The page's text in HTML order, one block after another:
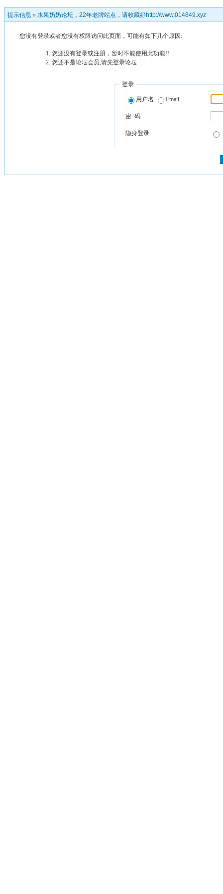
提示信息 » 水果奶奶论坛，22年老牌站点，请收藏好http://www.014849.xyz
您没有登录或者您没有权限访问此页面，可能有如下几个原因:
您还没有登录或注册，暂时不能使用此功能!!
您还不是论坛会员,请先登录论坛
登录
用户名 Email
密 码
隐身登录